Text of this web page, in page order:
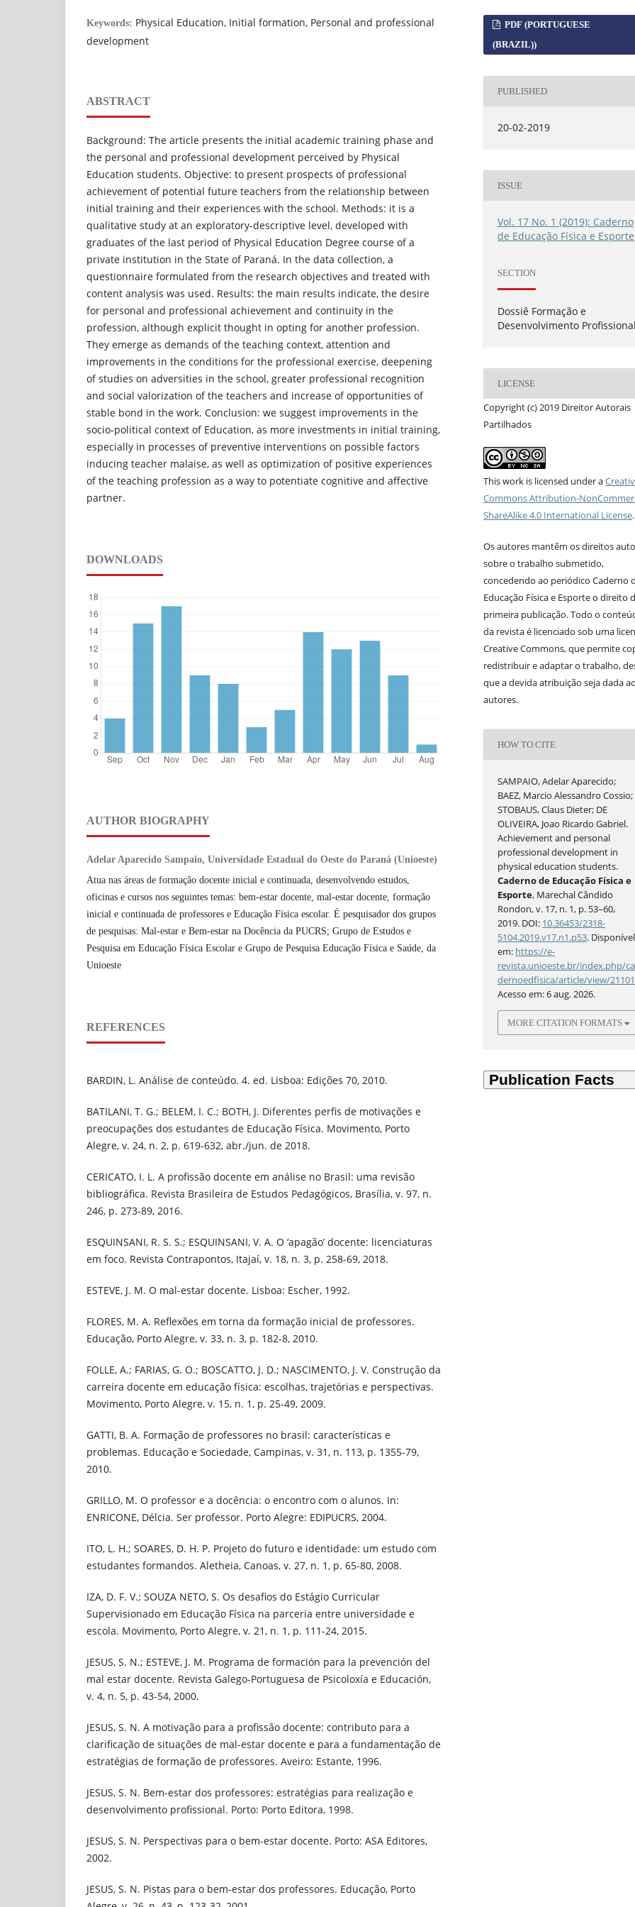
Keywords: Physical Education, Initial formation, Personal and professional
development
ABSTRACT
Background: The article presents the initial academic training phase and
the personal and professional development perceived by Physical
Education students. Objective: to present prospects of professional
achievement of potential future teachers from the relationship between
initial training and their experiences with the school. Methods: it is a
qualitative study at an exploratory-descriptive level, developed with
graduates of the last period of Physical Education Degree course of a
private institution in the State of Paraná. In the data collection, a
questionnaire formulated from the research objectives and treated with
content analysis was used. Results: the main results indicate, the desire
for personal and professional achievement and continuity in the
profession, although explicit thought in opting for another profession.
They emerge as demands of the teaching context, attention and
improvements in the conditions for the professional exercise, deepening
of studies on adversities in the school, greater professional recognition
and social valorization of the teachers and increase of opportunities of
stable bond in the work. Conclusion: we suggest improvements in the
socio-political context of Education, as more investments in initial training,
especially in processes of preventive interventions on possible factors
inducing teacher malaise, as well as optimization of positive experiences
of the teaching profession as a way to potentiate cognitive and affective
partner.
DOWNLOADS
AUTHOR BIOGRAPHY
Adelar Aparecido Sampaio, Universidade Estadual do Oeste do Paraná (Unioeste)
Atua nas áreas de formação docente inicial e continuada, desenvolvendo estudos,
oficinas e cursos nos seguintes temas: bem-estar docente, mal-estar docente, formação
inicial e continuada de professores e Educação Física escolar. É pesquisador dos grupos
de pesquisas: Mal-estar e Bem-estar na Docência da PUCRS; Grupo de Estudos e
Pesquisa em Educação Física Escolar e Grupo de Pesquisa Educação Física e Saúde, da
Unioeste
REFERENCES
BARDIN, L. Análise de conteúdo. 4. ed. Lisboa: Edições 70, 2010.
BATILANI, T. G.; BELEM, I. C.; BOTH, J. Diferentes perfis de motivações e
preocupações dos estudantes de Educação Física. Movimento, Porto
Alegre, v. 24, n. 2, p. 619-632, abr./jun. de 2018.
CERICATO, I. L. A profissão docente em análise no Brasil: uma revisão
bibliográfica. Revista Brasileira de Estudos Pedagógicos, Brasília, v. 97, n.
246, p. 273-89, 2016.
ESQUINSANI, R. S. S.; ESQUINSANI, V. A. O ‘apagão’ docente: licenciaturas
em foco. Revista Contrapontos, Itajaí, v. 18, n. 3, p. 258-69, 2018.
ESTEVE, J. M. O mal-estar docente. Lisboa: Escher, 1992.
FLORES, M. A. Reflexões em torna da formação inicial de professores.
Educação, Porto Alegre, v. 33, n. 3, p. 182-8, 2010.
FOLLE, A.; FARIAS, G. O.; BOSCATTO, J. D.; NASCIMENTO, J. V. Construção da
carreira docente em educação física: escolhas, trajetórias e perspectivas.
Movimento, Porto Alegre, v. 15, n. 1, p. 25-49, 2009.
GATTI, B. A. Formação de professores no brasil: características e
problemas. Educação e Sociedade, Campinas, v. 31, n. 113, p. 1355-79,
2010.
GRILLO, M. O professor e a docência: o encontro com o alunos. In:
ENRICONE, Délcia. Ser professor. Porto Alegre: EDIPUCRS, 2004.
ITO, L. H.; SOARES, D. H. P. Projeto do futuro e identidade: um estudo com
estudantes formandos. Aletheia, Canoas, v. 27, n. 1, p. 65-80, 2008.
IZA, D. F. V.; SOUZA NETO, S. Os desafios do Estágio Curricular
Supervisionado em Educação Física na parceria entre universidade e
escola. Movimento, Porto Alegre, v. 21, n. 1, p. 111-24, 2015.
JESUS, S. N.; ESTEVE, J. M. Programa de formación para la prevención del
mal estar docente. Revista Galego-Portuguesa de Psicoloxía e Educación,
v. 4, n. 5, p. 43-54, 2000.
JESUS, S. N. A motivação para a profissão docente: contributo para a
clarificação de situações de mal-estar docente e para a fundamentação de
estratégias de formação de professores. Aveiro: Estante, 1996.
JESUS, S. N. Bem-estar dos professores: estratégias para realização e
desenvolvimento profissional. Porto: Porto Editora, 1998.
JESUS, S. N. Perspectivas para o bem-estar docente. Porto: ASA Editores,
2002.
JESUS, S. N. Pistas para o bem-estar dos professores. Educação, Porto
PDF (PORTUGUESE
(BRAZIL))
PUBLISHED
20-02-2019
ISSUE
Vol. 17 No. 1 (2019): Caderno
de Educação Física e Esporte
SECTION
Dossiê Formação e
Desenvolvimento Profissional
LICENSE
Copyright (c) 2019 Direitor Autorais
Partilhados
This work is licensed under a
Commons Attribution-
ShareAlike 4.0 International License.
Os autores mantêm os direitos
sobre o trabalho submetido,
concedendo ao periódico Caderno
Educação Física e Esporte o direito
primeira publicação. Todo o
da revista é licenciado sob uma
Creative Commons, que permite
redistribuir e adaptar o trabalho,
que a devida atribuição seja dada
autores.
HOW TO CITE
SAMPAIO, Adelar Aparecido;
BAEZ, Marcio Alessandro Cossio;
STOBAUS, Claus Dieter; DE
OLIVEIRA, Joao Ricardo Gabriel.
Achievement and personal
professional development in
physical education students.
Caderno de Educação Física e
Esporte, Marechal Cândido
Rondon, v. 17, n. 1, p. 53–60,
2019. DOI: 10.36453/2318-
5104.2019.v17.n1.p53. Disponível
em: https://e-
revista.unioeste.br/index.php/ca
dernoedfisica/article/view/21101
Acesso em: 6 aug. 2026.
MORE CITATION FORMATS